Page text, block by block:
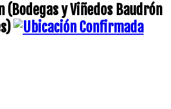
(Bodegas y Viñedos Baudrón